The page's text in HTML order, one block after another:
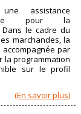
assistance
pour la
Dans le cadre du
marchandes, la
par
la programmation
sur le profil
(En savoir plus)